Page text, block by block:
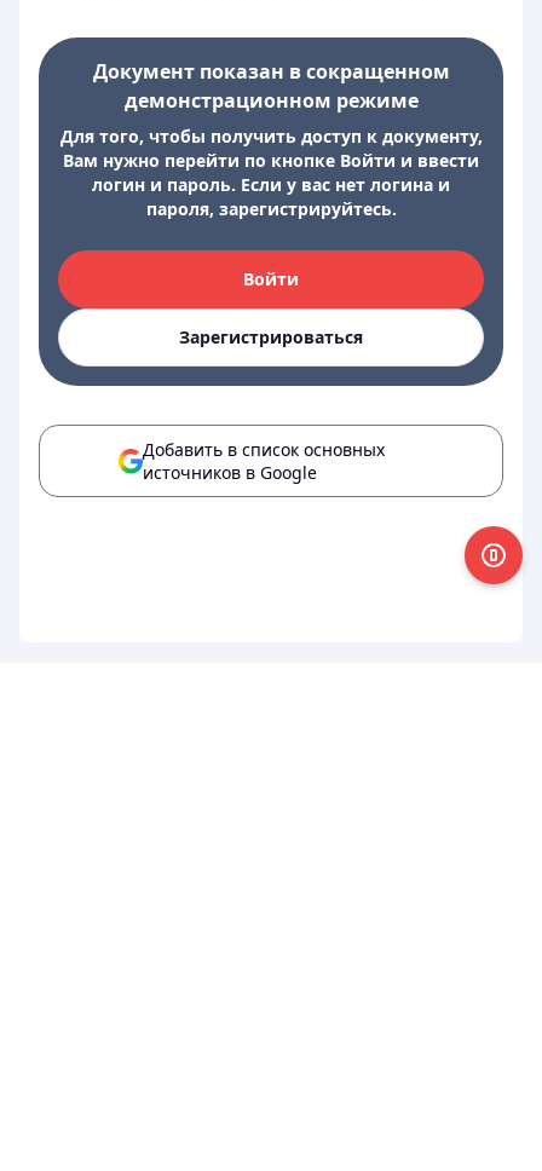
Документ показан в сокращенном
демонстрационном режиме
Для того, чтобы получить доступ к документу,
Вам нужно перейти по кнопке Войти и ввести
логин и пароль. Если у вас нет логина и
пароля, зарегистрируйтесь.
Войти
Зарегистрироваться
Добавить в список основных
источников в Google